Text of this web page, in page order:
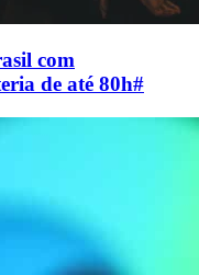
com
de até 80h#